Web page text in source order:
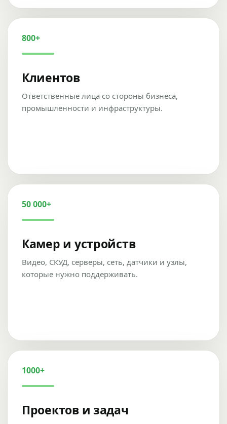
800+
Клиентов
Ответственные лица со стороны бизнеса,
промышленности и инфраструктуры.
50 000+
Камер и устройств
Видео, СКУД, серверы, сеть, датчики и узлы,
которые нужно поддерживать.
1000+
Проектов и задач